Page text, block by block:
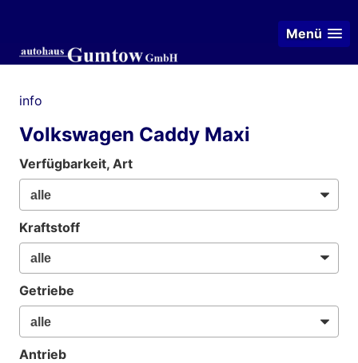
Menü
info
Volkswagen Caddy Maxi
Verfügbarkeit, Art
Kraftstoff
Getriebe
Antrieb